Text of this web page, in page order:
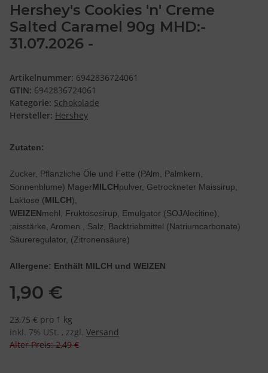
Hershey's Cookies 'n' Creme
Salted Caramel 90g MHD:-
31.07.2026 -
Artikelnummer: 6942836724061
GTIN: 6942836724061
Kategorie: Schokolade
Hersteller: Hershey
Zutaten:
Zucker, Pflanzliche Öle und Fette (PAlm, Palmkern,
Sonnenblume) MagerMILCHpulver, Getrockneter Maissirup,
Laktose (MILCH),
WEIZENmehl, Fruktosesirup, Emulgator (SOJAlecitine),
;aisstärke, Aromen , Salz, Backtriebmittel (Natriumcarbonate)
Säureregulator, (Zitronensäure)
Allergene: Enthält MILCH und WEIZEN
1,90 €
23,75 € pro 1 kg
inkl. 7% USt. , zzgl. Versand
Alter Preis: 2,49 €